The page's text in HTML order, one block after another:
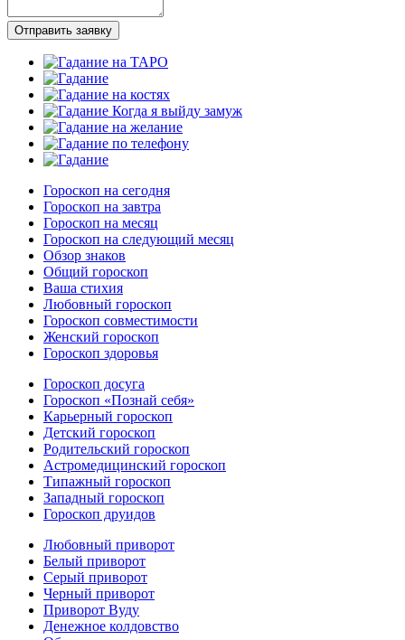
Отправить заявку
Гороскоп на сегодня
Гороскоп на завтра
Гороскоп на месяц
Гороскоп на следующий месяц
Обзор знаков
Общий гороскоп
Ваша стихия
Любовный гороскоп
Гороскоп совместимости
Женский гороскоп
Гороскоп здоровья
Гороскоп досуга
Гороскоп «Познай себя»
Карьерный гороскоп
Детский гороскоп
Родительский гороскоп
Астромедицинский гороскоп
Типажный гороскоп
Западный гороскоп
Гороскоп друидов
Любовный приворот
Белый приворот
Серый приворот
Черный приворот
Приворот Вуду
Денежное колдовство